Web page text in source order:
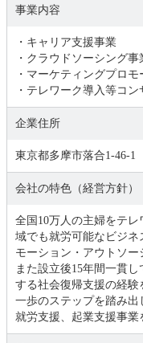
事業内容
・キャリア支援事業
・クラウドソーシング事
・マーケティングプロ
・テレワーク導入等コ
企業住所
東京都多摩市落合1-46-
会社の特色（経営方針）
全国10万人の主婦をテ
域でも就労可能なビジ
モーション・アウトソー
また設立後15年間一貫
する社会復帰支援の経
一歩のステップを踏み
就労支援、起業支援事業